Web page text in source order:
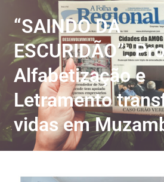
“SAINDO DA
ESCURIDÃO”:
Alfabetização e
Letramento
vidas em